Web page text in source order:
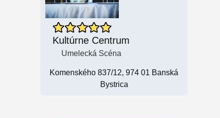
Kultúrne Centrum
Umelecká Scéna
Komenského 837/12, 974 01 Banská
Bystrica